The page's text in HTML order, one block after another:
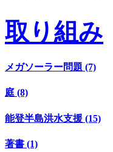
取り組み
メガソーラー問題 (7)
庭 (8)
能登半島洪水支援 (15)
著書 (1)